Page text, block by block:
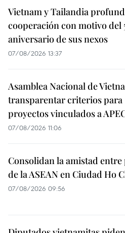
Vietnam y Tailandia
cooperación con motivo del
aniversario de sus nexos
07/08/2026 13:37
Asamblea Nacional de
transparentar criterios para
proyectos vinculados a
07/08/2026 11:06
Consolidan la amistad entre
de la ASEAN en Ciudad Ho
07/08/2026 09:56